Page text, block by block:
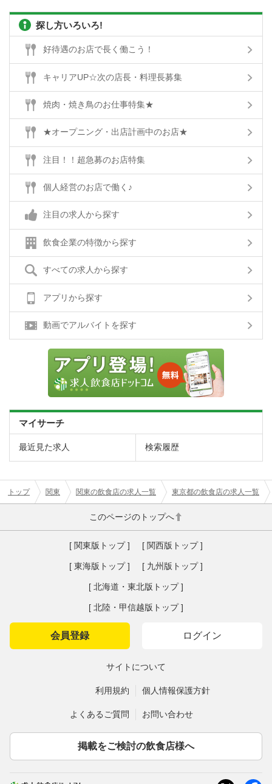
探し方いろいろ!
好待遇のお店で長く働こう！
キャリアUP☆次の店長・料理長募集
焼肉・焼き鳥のお仕事特集★
★オープニング・出店計画中のお店★
注目！！超急募のお店特集
個人経営のお店で働く♪
注目の求人から探す
飲食企業の特徴から探す
すべての求人から探す
アプリから探す
動画でアルバイトを探す
マイサーチ
最近見た求人 検索履歴
トップ 関東 関東の飲食店の求人一覧 東京都の飲食店の求人一覧
このページのトップへ
[ 関東版トップ ] [ 関西版トップ ]
[ 東海版トップ ] [ 九州版トップ ]
[ 北海道・東北版トップ ]
[ 北陸・甲信越版トップ ]
会員登録 ログイン
サイトについて
利用規約 個人情報保護方針
よくあるご質問 お問い合わせ
掲載をご検討の飲食店様へ